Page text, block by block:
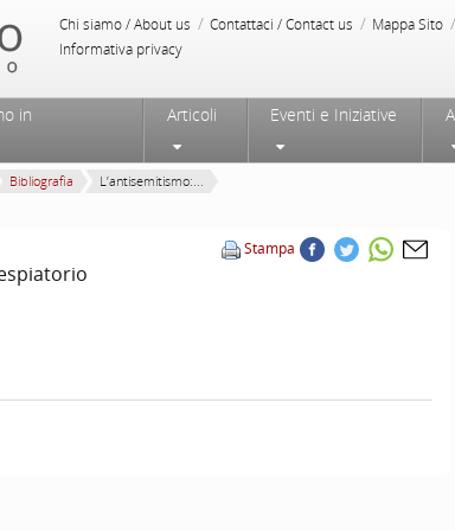
Chi siamo / About us / Contattaci / Contact us / Mappa Sito /
Informativa privacy
in
Articoli Eventi e Iniziative
Bibliografia L’antisemitismo:...
Stampa